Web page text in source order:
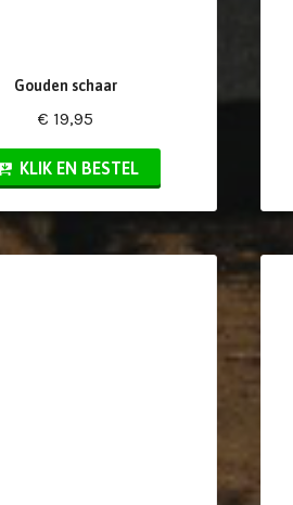
Gouden schaar
€ 19,95
KLIK EN BESTEL